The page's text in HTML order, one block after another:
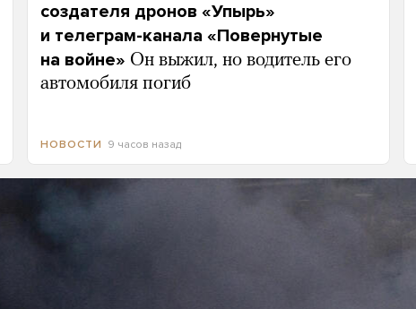
создателя дронов «Упырь»
и телеграм-канала «Повернутые
на войне» Он выжил, но водитель его
автомобиля погиб
НОВОСТИ 9 часов назад